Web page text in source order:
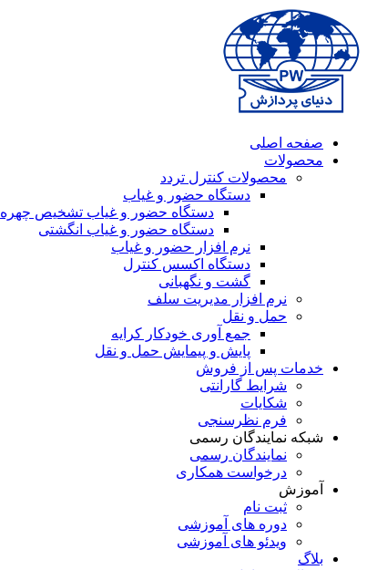
صفحه اصلی
محصولات
محصولات کنترل تردد
دستگاه حضور و غیاب
دستگاه حضور و غیاب تشخیص چهره
دستگاه حضور و غیاب انگشتی
نرم افزار حضور و غیاب
دستگاه اکسس کنترل
گشت و نگهبانی
نرم افزار مدیریت سلف
حمل و نقل
جمع آوری خودکار کرایه
پایش و پیمایش حمل و نقل
خدمات پس از فروش
شرایط گارانتی
شکایات
فرم نظرسنجی
شبکه نمایندگان رسمی
نمایندگان رسمی
درخواست همکاری
آموزش
ثبت نام
دوره های آموزشی
ویدئو های آموزشی
بلاگ